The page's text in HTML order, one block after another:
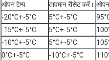
ओपन टेम्प.
तापमान रीसेट करें। ओपन
-20°C+-5°C
5°C+-5°C
-15°C+-5°C
5°C+-5°C
-10°C+-5°C
5°C+-5°C
0°C+-5°C
-10°C+-5°C